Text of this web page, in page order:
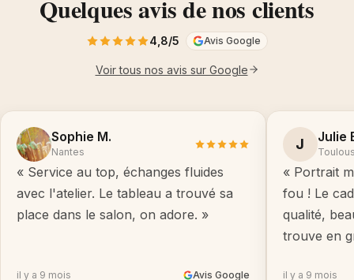
Quelques avis de nos clients
4,8/5 Avis Google
Voir tous nos avis sur Google
Sophie M.
Nantes
« Service au top, échanges fluides
avec l'atelier. Le tableau a trouvé sa
place dans le salon, on adore. »
il y a 9 mois Avis Google
J Julie
« Portrait
fou ! Le
qualité,
trouve en
il y a 9 mois